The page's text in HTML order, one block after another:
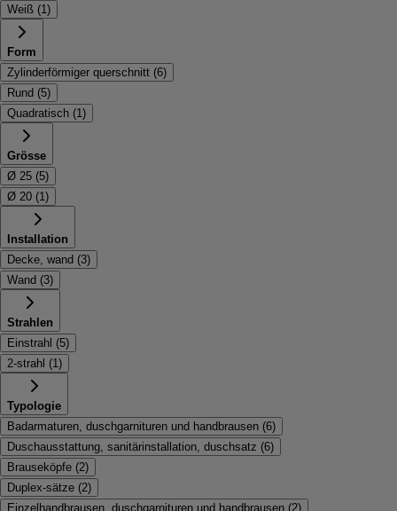
Weiß (1)
Form
Zylinderförmiger querschnitt (6)
Rund (5)
Quadratisch (1)
Grösse
Ø 25 (5)
Ø 20 (1)
Installation
Decke, wand (3)
Wand (3)
Strahlen
Einstrahl (5)
2-strahl (1)
Typologie
Badarmaturen, duschgarnituren und handbrausen (6)
Duschausstattung, sanitärinstallation, duschsatz (6)
Brauseköpfe (2)
Duplex-sätze (2)
Einzelhandbrausen, duschgarnituren und handbrausen (2)